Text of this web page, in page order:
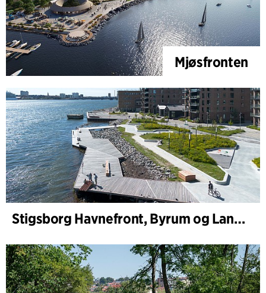
Mjøsfronten
Stigsborg Havnefront, Byrum og Landskab